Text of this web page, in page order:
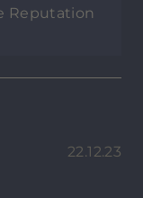
Reputation
22.12.23